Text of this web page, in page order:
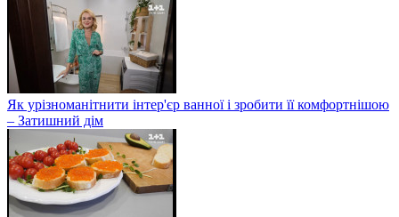
Як урізноманітнити інтер'єр ванної і зробити її комфортнішою
– Затишний дім